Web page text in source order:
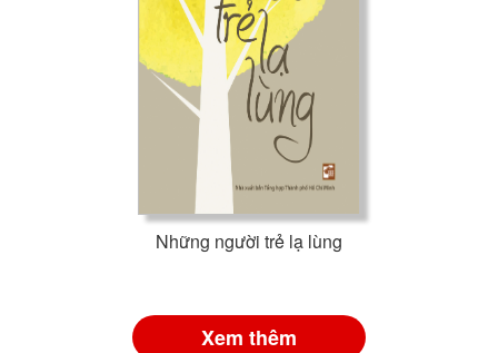
Những người trẻ lạ lùng
Xem thêm